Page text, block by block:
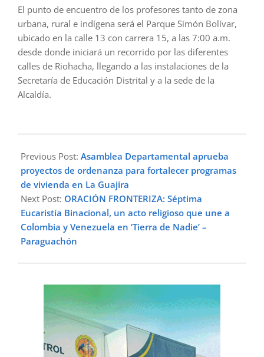
El punto de encuentro de los profesores tanto de zona
urbana, rural e indígena será el Parque Simón Bolívar,
ubicado en la calle 13 con carrera 15, a las 7:00 a.m.
desde donde iniciará un recorrido por las diferentes
calles de Riohacha, llegando a las instalaciones de la
Secretaría de Educación Distrital y a la sede de la
Alcaldía.
04-
28
Previous Post: Asamblea Departamental aprueba
proyectos de ordenanza para fortalecer programas
de vivienda en La Guajira
Next Post: ORACIÓN FRONTERIZA: Séptima
Eucaristía Binacional, un acto religioso que une a
Colombia y Venezuela en ‘Tierra de Nadie’ –
Paraguachón